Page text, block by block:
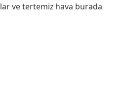
ve tertemiz hava burada